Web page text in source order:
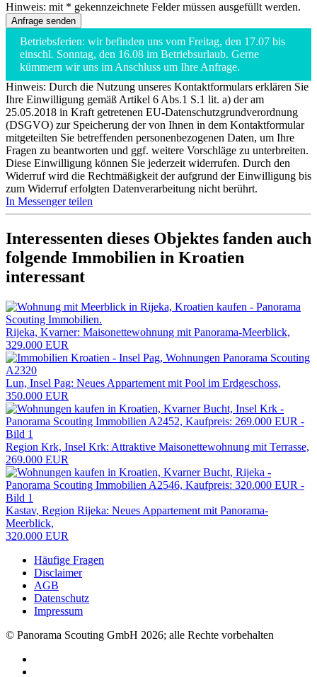
Hinweis: mit * gekennzeichnete Felder müssen ausgefüllt werden.
Betriebsferien: wir befinden uns vom Freitag, den 17.07 bis
einschl. Sonntag, den 16.08 im Betriebsurlaub. Gerne
kümmern wir uns im Anschluss um Ihre Anfrage.
Hinweis: Durch die Nutzung unseres Kontaktformulars erklären Sie
Ihre Einwilligung gemäß Artikel 6 Abs.1 S.1 lit. a) der am
25.05.2018 in Kraft getretenen EU-Datenschutzgrundverordnung
(DSGVO) zur Speicherung der von Ihnen in dem Kontaktformular
mitgeteilten Sie betreffenden personenbezogenen Daten, um Ihre
Fragen zu beantworten und ggf. weitere Vorschläge zu unterbreiten.
Diese Einwilligung können Sie jederzeit widerrufen. Durch den
Widerruf wird die Rechtmäßigkeit der aufgrund der Einwilligung bis
zum Widerruf erfolgten Datenverarbeitung nicht berührt.
In Messenger teilen
Interessenten dieses Objektes fanden auch
folgende Immobilien in Kroatien
interessant
Rijeka, Kvarner: Maisonettewohnung mit Panorama-Meerblick,
329.000 EUR
Lun, Insel Pag: Neues Appartement mit Pool im Erdgeschoss,
350.000 EUR
Region Krk, Insel Krk: Attraktive Maisonettewohnung mit Terrasse,
269.000 EUR
Kastav, Region Rijeka: Neues Appartement mit Panorama-
Meerblick,
320.000 EUR
Häufige Fragen
Disclaimer
AGB
Datenschutz
Impressum
© Panorama Scouting GmbH 2026; alle Rechte vorbehalten